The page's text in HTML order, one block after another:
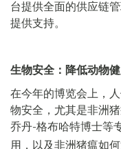
台提供全面的供应链
提供支持。
生物安全：降低动物
在今年的博览会上，
物安全，尤其是非洲
乔丹-格布哈特博士等
用，以及非洲猪瘟如